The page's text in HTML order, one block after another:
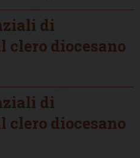
di
clero diocesano
di
clero diocesano